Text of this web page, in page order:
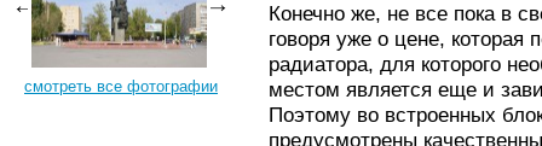
смотреть все фотографии
Конечно же, не все пока в
говоря уже о цене, которая
радиатора, для которого
местом является еще и
Поэтому во встроенных
предусмотрены